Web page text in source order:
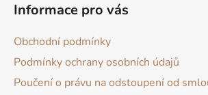
Informace pro vás
Obchodní podmínky
Podmínky ochrany osobních údajů
Poučení o právu na odstoupení od